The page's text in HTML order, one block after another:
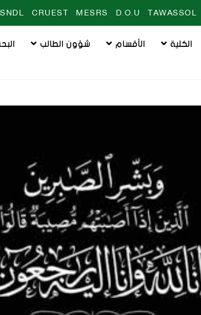
TAWASSOL
D.O.U
MESRS
CRUEST
SNDL
الكلية الأقسام شؤون الطالب